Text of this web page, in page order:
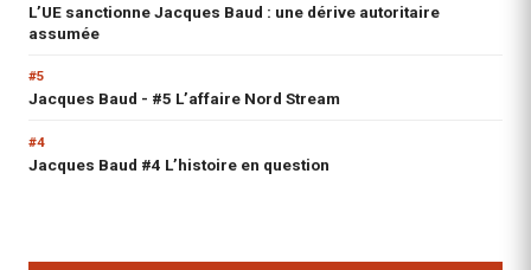
L’UE sanctionne Jacques Baud : une dérive autoritaire
assumée
#5
Jacques Baud - #5 L’affaire Nord Stream
#4
Jacques Baud #4 L’histoire en question